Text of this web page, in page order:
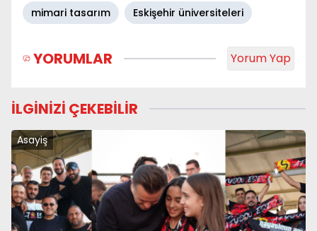
mimari tasarım
Eskişehir üniversiteleri
YORUMLAR Yorum Yap
İLGİNİZİ ÇEKEBİLİR
Asayiş